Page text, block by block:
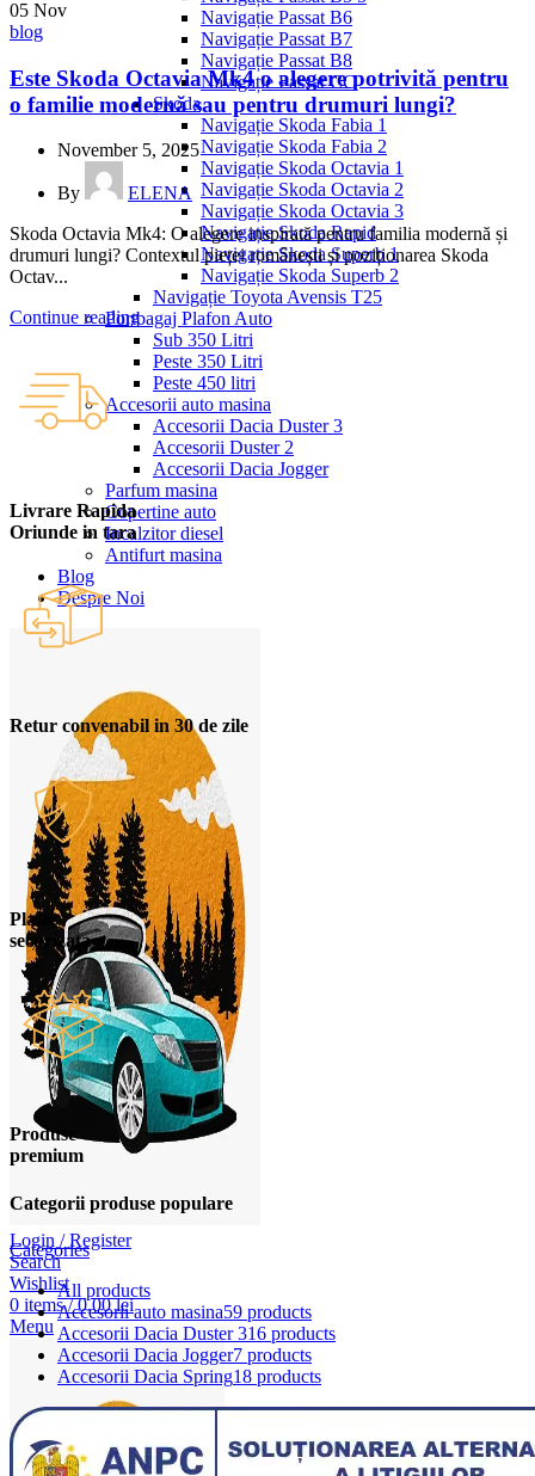
Navigație Passat B6
Navigație Passat B7
Navigație Passat B8
Navigație Passat CC
Skoda
Navigație Skoda Fabia 1
Navigație Skoda Fabia 2
Navigație Skoda Octavia 1
Navigație Skoda Octavia 2
Navigație Skoda Octavia 3
Navigație Skoda Rapid
Navigație Skoda Superb 1
Navigație Skoda Superb 2
Navigație Toyota Avensis T25
Portbagaj Plafon Auto
Sub 350 Litri
Peste 350 Litri
Peste 450 litri
Accesorii auto masina
Accesorii Dacia Duster 3
Accesorii Duster 2
Accesorii Dacia Jogger
Parfum masina
Copertine auto
Incalzitor diesel
Antifurt masina
Blog
Despre Noi
Login / Register
Search
Wishlist
0 items / 0,00lei
Menu
05 Nov
blog
Este Skoda Octavia Mk4 o alegere potrivită pentru
o familie modernă sau pentru drumuri lungi?
November 5, 2025
By
ELENA
Skoda Octavia Mk4: O alegere inspirată pentru familia modernă și
drumuri lungi? Contextul pieței românești și poziționarea Skoda
Octav...
Continue reading
Livrare Rapida
Oriunde in tara
Retur convenabil in 30 de zile
Plata
securizata
Produse
premium
Categorii produse populare
Categories
All products
Accesorii auto masina59 products
Accesorii Dacia Duster 316 products
Accesorii Dacia Jogger7 products
Accesorii Dacia Spring18 products